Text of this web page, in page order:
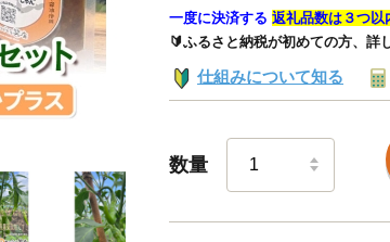
一度に決済する 返礼品数は３つ以
🔰ふるさと納税が初めての方、詳
仕組みについて知る
数量